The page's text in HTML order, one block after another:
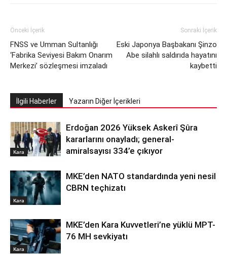
Önceki İçerik
FNSS ve Umman Sultanlığı
‘Fabrika Seviyesi Bakım Onarım
Merkezi’ sözleşmesi imzaladı
Sonraki İçerik
Eski Japonya Başbakanı Şinzo
Abe silahlı saldırıda hayatını
kaybetti
İlgili Haberler Yazarın Diğer İçerikleri
Kara
Erdoğan 2026 Yüksek Askerî Şûra
kararlarını onayladı; general-
amiralsayısı 334’e çıkıyor
Kara
MKE’den NATO standardında yeni nesil
CBRN teçhizatı
Kara
MKE’den Kara Kuvvetleri’ne yüklü MPT-
76 MH sevkiyatı